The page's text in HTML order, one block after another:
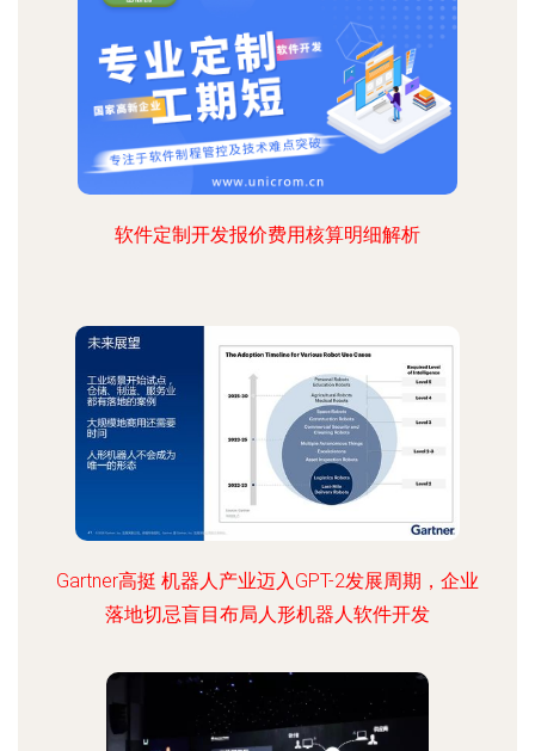
软件定制开发报价费用核算明细解析
Gartner高挺 机器人产业迈入GPT-2发展周期，企业
落地切忌盲目布局人形机器人软件开发